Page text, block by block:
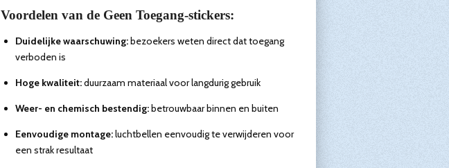
Voordelen van de Geen Toegang-stickers:
Duidelijke waarschuwing:bezoekers weten direct dat toegang
verboden is
Hoge kwaliteit:duurzaam materiaal voor langdurig gebruik
Weer- en chemisch bestendig:betrouwbaar binnen en buiten
Eenvoudige montage:luchtbellen eenvoudig te verwijderen voor
een strak resultaat